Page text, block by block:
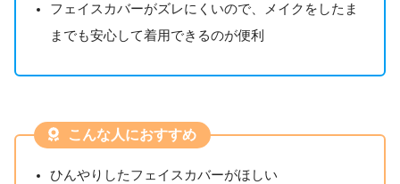
フェイスカバーがズレにくいので、メイクをしたま
までも安心して着用できるのが便利
こんな人におすすめ
ひんやりしたフェイスカバーがほしい